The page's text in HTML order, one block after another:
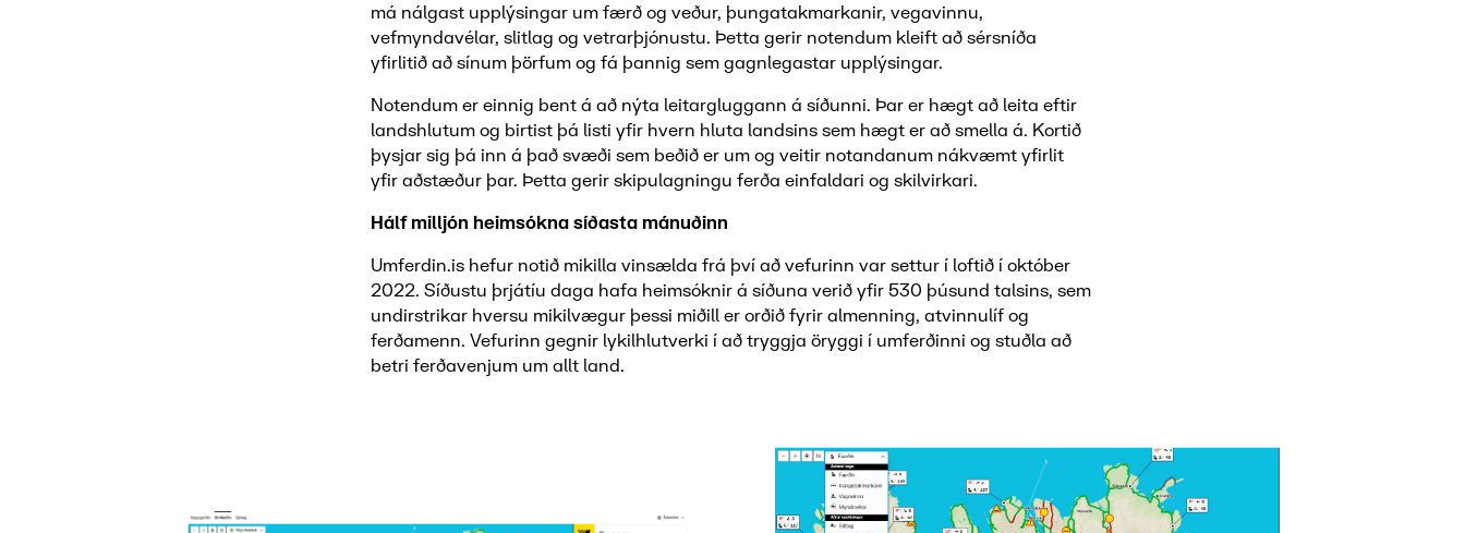
má nálgast upplýsingar um færð og veður, þungatakmarkanir, vegavinnu,
vefmyndavélar, slitlag og vetrarþjónustu. Þetta gerir notendum kleift að sérsníða
yfirlitið að sínum þörfum og fá þannig sem gagnlegastar upplýsingar.
Notendum er einnig bent á að nýta leitargluggann á síðunni. Þar er hægt að leita eftir
landshlutum og birtist þá listi yfir hvern hluta landsins sem hægt er að smella á. Kortið
þysjar sig þá inn á það svæði sem beðið er um og veitir notandanum nákvæmt yfirlit
yfir aðstæður þar. Þetta gerir skipulagningu ferða einfaldari og skilvirkari.
Hálf milljón heimsókna síðasta mánuðinn
Umferdin.is hefur notið mikilla vinsælda frá því að vefurinn var settur í loftið í október
2022. Síðustu þrjátíu daga hafa heimsóknir á síðuna verið yfir 530 þúsund talsins, sem
undirstrikar hversu mikilvægur þessi miðill er orðið fyrir almenning, atvinnulíf og
ferðamenn. Vefurinn gegnir lykilhlutverki í að tryggja öryggi í umferðinni og stuðla að
betri ferðavenjum um allt land.